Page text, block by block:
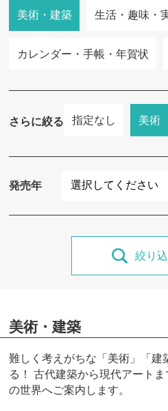
美術・建築 生活・趣味・
カレンダー・手帳・年賀状
さらに絞る 指定なし 美術
発売年
絞り
美術・建築
難しく考えがちな「美術」「建
る！ 古代建築から現代アート
の世界へご案内します。